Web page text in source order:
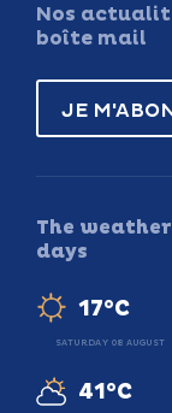
Nos
boîte mail
JE
The
days
17°C
SATURDAY 08 AUGUST
41°C